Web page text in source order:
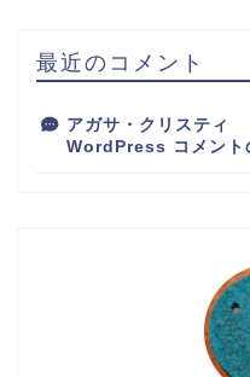
最近のコメント
アガサ・クリスティ
WordPress コメント